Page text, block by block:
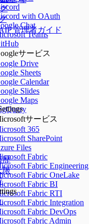
with OAuth
Chat
Teams
サービス
Drive
Sheets
Calendar
Slides
Maps
サービス
365
SharePoint
Files
Fabric
Fabric Engineering
Fabric OneLake
Fabric BI
Fabric RTI
Fabric Integration
Fabric DevOps
Fabric Admin
管理者ガイド
歴
限